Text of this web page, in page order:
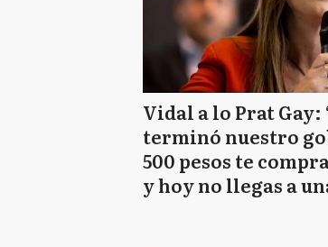
Vidal a lo Prat Gay:
terminó nuestro
500 pesos te
y hoy no llegas a